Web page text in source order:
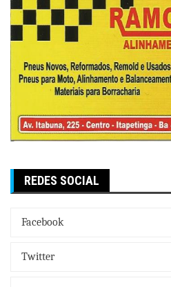
REDES SOCIAL
Facebook
Twitter